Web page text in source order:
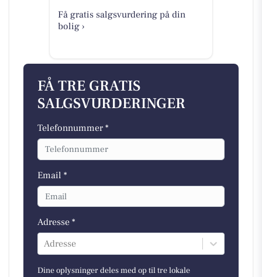
Få gratis salgsvurdering på din
bolig ›
FÅ TRE GRATIS
SALGSVURDERINGER
Telefonnummer *
Email *
Adresse *
Adresse
Dine oplysninger deles med op til tre lokale